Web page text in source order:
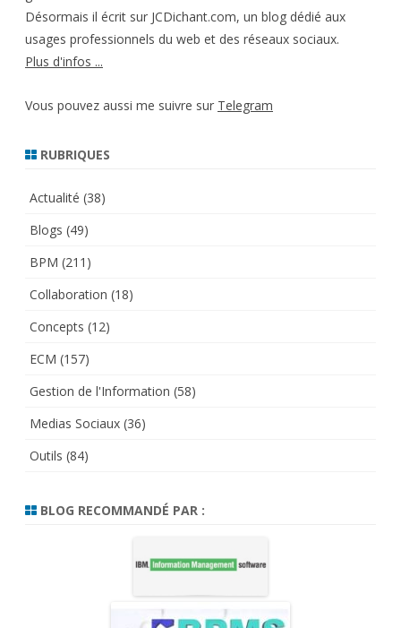
Désormais il écrit sur JCDichant.com, un blog dédié aux
usages professionnels du web et des réseaux sociaux.
Plus d'infos ...
Vous pouvez aussi me suivre sur Telegram
RUBRIQUES
Actualité (38)
Blogs (49)
BPM (211)
Collaboration (18)
Concepts (12)
ECM (157)
Gestion de l'Information (58)
Medias Sociaux (36)
Outils (84)
BLOG RECOMMANDÉ PAR :